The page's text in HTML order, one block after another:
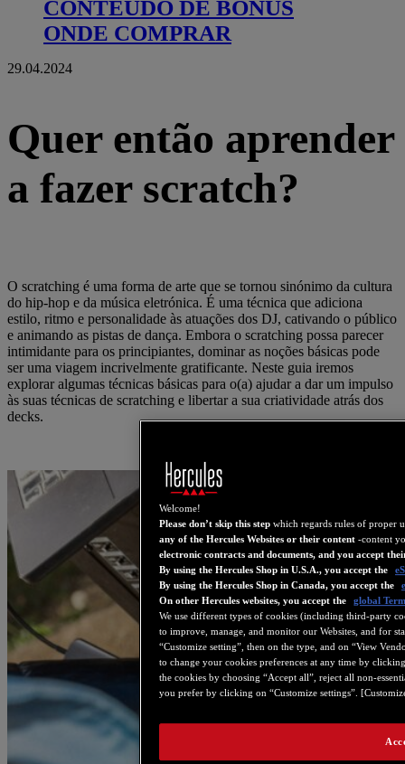
CONTEÚDO DE BÓNUS
ONDE COMPRAR
29.04.2024
Quer então aprender
a fazer scratch?
O scratching é uma forma de arte que se tornou sinónimo da cultura
do hip-hop e da música eletrónica. É uma técnica que adiciona
estilo, ritmo e personalidade às atuações dos DJ, cativando o público
e animando as pistas de dança. Embora o scratching possa parecer
intimidante para os principiantes, dominar as noções básicas pode
ser uma viagem incrivelmente gratificante. Neste guia iremos
explorar algumas técnicas básicas para o(a) ajudar a dar um impulso
às suas técnicas de scratching e libertar a sua criatividade atrás dos
decks.
Welcome!
Please don’t skip this step which regards rules of proper
any of the Hercules Websites or their content -content
electronic contracts and documents, and you accept
By using the Hercules Shop in U.S.A., you accept the
By using the Hercules Shop in Canada, you accept the
On other Hercules websites, you accept the
global
We use different types of cookies (including third-party
to improve, manage, and monitor our Websites, and for
“Customize setting”, then on the type, and on “View
to change your cookies preferences at any time by
the cookies by choosing “Accept all”, reject all non-
you prefer by clicking on “Customize settings”.